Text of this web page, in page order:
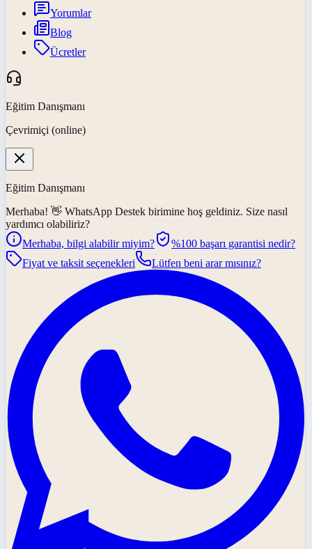
Yorumlar
Blog
Ücretler
Eğitim Danışmanı
Çevrimiçi (online)
Eğitim Danışmanı
Merhaba! 👋 WhatsApp Destek birimine hoş geldiniz. Size nasıl
yardımcı olabiliriz?
Merhaba, bilgi alabilir miyim?
%100 başarı garantisi nedir?
Fiyat ve taksit seçenekleri
Lütfen beni arar mısınız?